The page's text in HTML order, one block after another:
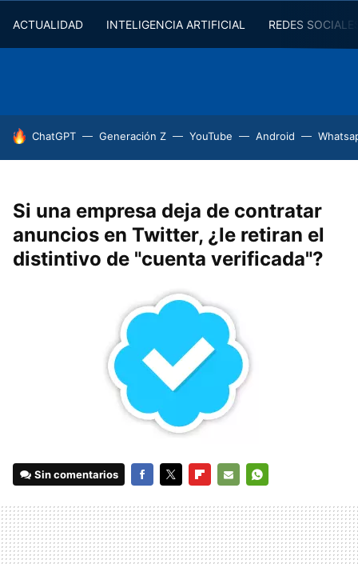
ACTUALIDAD INTELIGENCIA ARTIFICIAL REDES
HOY SE HABLA DE
ChatGPT Generación Z YouTube Android
Si una empresa deja de contratar
anuncios en Twitter, ¿le retiran el
distintivo de "cuenta verificada"?
Sin comentarios
MAIL